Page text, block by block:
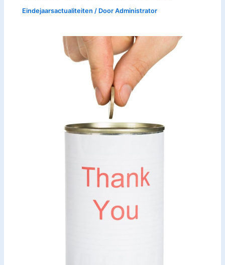
Eindejaarsactualiteiten / DoorAdministrator